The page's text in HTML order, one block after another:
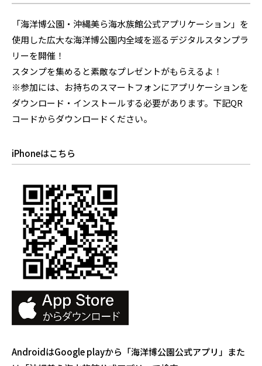
「海洋博公園・沖縄美ら海水族館公式アプリケーション」を
使用した広大な海洋博公園内全域を巡るデジタルスタンプラ
リーを開催！
スタンプを集めると素敵なプレゼントがもらえるよ！
※参加には、お持ちのスマートフォンにアプリケーションを
ダウンロード・インストールする必要があります。下記QR
コードからダウンロードください。
iPhoneはこちら
AndroidはGoogle playから「海洋博公園公式アプリ」また